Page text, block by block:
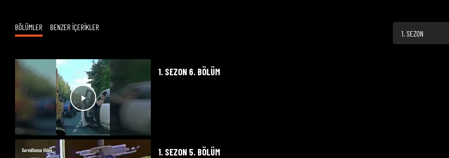
BÖLÜMLER BENZER İÇERİKLER
1. SEZON
1. SEZON 6. BÖLÜM
1. SEZON 5. BÖLÜM